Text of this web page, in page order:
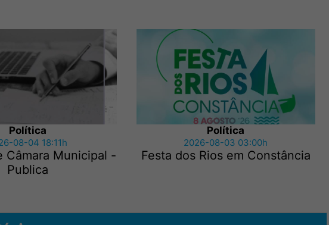
Política
08-04 18:11h
Câmara Municipal -
Publica
Política
2026-08-03 03:00h
Festa dos Rios em Constância